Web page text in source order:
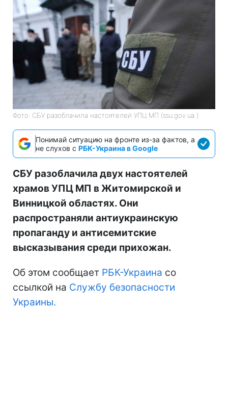
Фото: СБУ разоблачила настоятелей УПЦ МП (ssu.gov.ua )
Понимай ситуацию на фронте из-за фактов, а
не слухов с РБК-Украина в Google
СБУ разоблачила двух настоятелей
храмов УПЦ МП в Житомирской и
Винницкой областях. Они
распространяли антиукраинскую
пропаганду и антисемитские
высказывания среди прихожан.
Об этом сообщает РБК-Украина со
ссылкой на Службу безопасности
Украины.